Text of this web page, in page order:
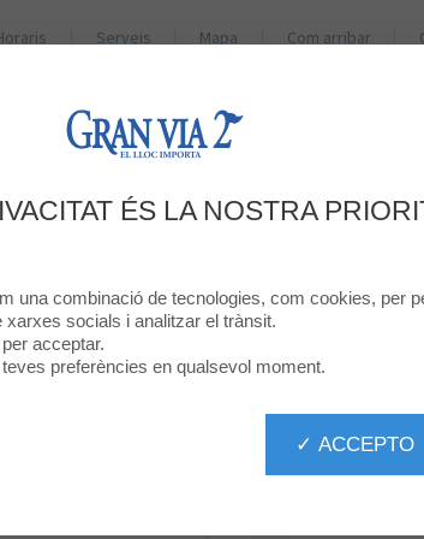
Serveis Mapa Com arribar
LA TEVA OPINIÓ
ÉS LA NOSTRA
una combinació de tecnologies, com cookies, per
socials i analitzar el trànsit.
acceptar.
preferències en qualsevol moment.
✓ ACCEPTO